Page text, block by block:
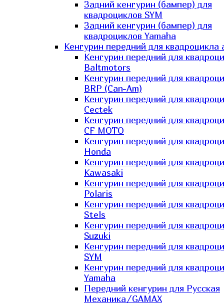
Задний кенгурин (бампер) для
квадроциклов SYM
Задний кенгурин (бампер) для
квадроциклов Yamaha
Кенгурин передний для квадроцикла
Кенгурин передний для
Baltmotors
Кенгурин передний для
BRP (Can-Am)
Кенгурин передний для
Cectek
Кенгурин передний для
CF MOTO
Кенгурин передний для
Honda
Кенгурин передний для
Kawasaki
Кенгурин передний для
Polaris
Кенгурин передний для
Stels
Кенгурин передний для
Suzuki
Кенгурин передний для
SYM
Кенгурин передний для
Yamaha
Передний кенгурин для Русская
Механика/GAMAX